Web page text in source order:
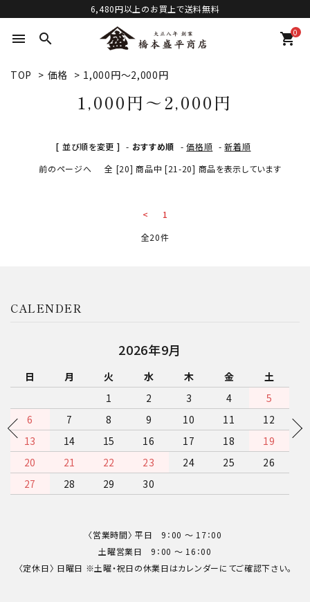
6,480円以上のお買上で送料無料
menu search 0
shopping_cart
TOP > 価格 > 1,000円～2,000円
1,000円～2,000円
[ 並び順を変更 ] - おすすめ順 -価格順 -新着順
前のページへ
全 [20] 商品中 [21-20] 商品を表示しています
<
1
全20件
キーワード
CALENDER
2026年9月
日 月 火 水 木 金
土
1
2 3 4
5
6
7 8 9 10 11
12
13
14 15 16 17 18
19
20
21 22 23 24 25
26
27
28 29 30
〈営業時間〉 平日 9：00 〜 17：00
土曜営業日 9：00 〜 16：00
〈定休日〉 日曜日 ※土曜・祝日の休業日はカレンダーにてご確認下さい。